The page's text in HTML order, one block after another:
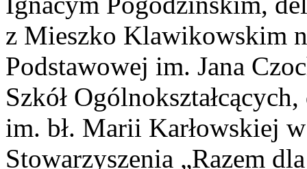
z Mieszko Klawikowskim
Podstawowej im. Jana
Szkół
im. bł. Marii Karłowskiej
Stowarzyszenia „Razem